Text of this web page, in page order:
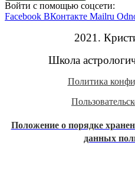
Войти с помощью соцсети:
Facebook ВКонтакте Mailru
2021.
Школа
Политика
Положение о порядке
данных